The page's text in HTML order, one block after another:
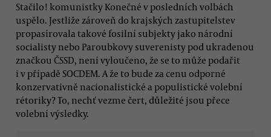
Stačilo! komunistky Konečné v posledních volbách
uspělo. Jestliže zároveň do krajských zastupitelstev
propasírovala takové fosilní subjekty jako národní
socialisty nebo Paroubkovy suverenisty pod ukradenou
značkou ČSSD, není vyloučeno, že se to může podařit
i v případě SOCDEM. A že to bude za cenu odporné
konzervativně nacionalistické a populistické volební
rétoriky? To, nechť vezme čert, důležité jsou přece
volební výsledky.